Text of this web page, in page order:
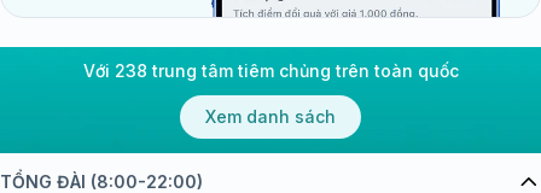
Với 238 trung tâm tiêm chủng trên toàn quốc
Xem danh sách
TỔNG ĐÀI (8:00-22:00)